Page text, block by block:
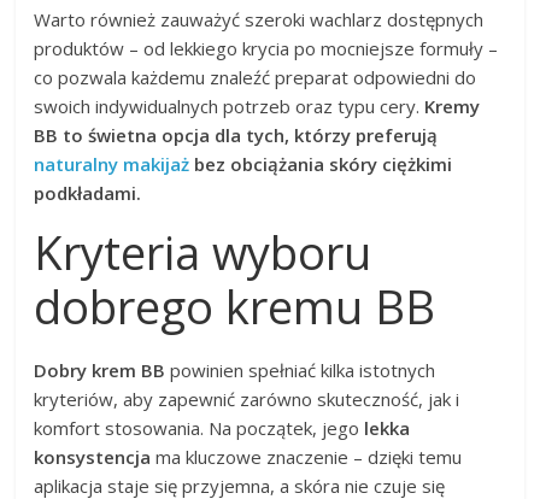
Warto również zauważyć szeroki wachlarz dostępnych
produktów – od lekkiego krycia po mocniejsze formuły –
co pozwala każdemu znaleźć preparat odpowiedni do
swoich indywidualnych potrzeb oraz typu cery. Kremy
BB to świetna opcja dla tych, którzy preferują
naturalny makijaż bez obciążania skóry ciężkimi
podkładami.
Kryteria wyboru
dobrego kremu BB
Dobry krem BB powinien spełniać kilka istotnych
kryteriów, aby zapewnić zarówno skuteczność, jak i
komfort stosowania. Na początek, jego lekka
konsystencja ma kluczowe znaczenie – dzięki temu
aplikacja staje się przyjemna, a skóra nie czuje się